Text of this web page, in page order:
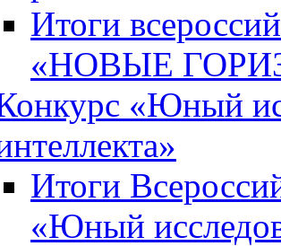
Итоги
«НОВЫЕ
«Юный
Итоги
«Юный